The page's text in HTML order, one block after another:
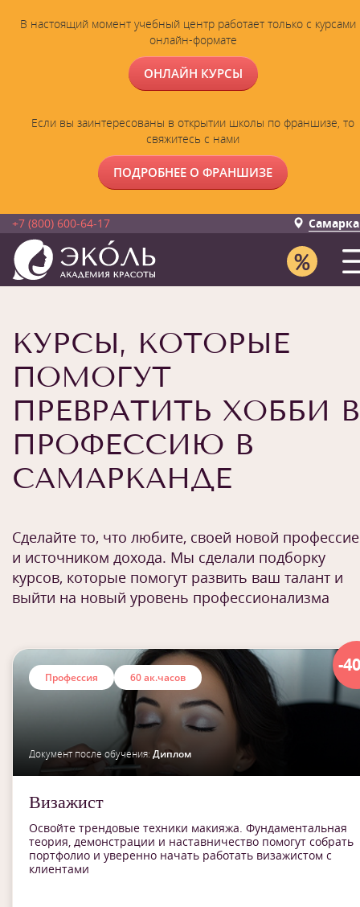
В настоящий момент учебный центр работает только с курсами
онлайн-формате
ОНЛАЙН КУРСЫ
Если вы заинтересованы в открытии школы по франшизе, то
свяжитесь с нами
ПОДРОБНЕЕ О ФРАНШИЗЕ
+7 (800) 600-64-17
КУРСЫ, КОТОРЫЕ
ПОМОГУТ
ПРЕВРАТИТЬ ХОББИ В
ПРОФЕССИЮ В
САМАРКАНДЕ
Сделайте то, что любите, своей новой
и источником дохода. Мы сделали подборку
курсов, которые помогут развить ваш талант и
выйти на новый уровень профессионализма
-
Профессия 60 ак.часов
Документ после обучения: Диплом
Визажист
Освойте трендовые техники макияжа. Фундаментальная
теория, демонстрации и наставничество помогут собрать
портфолио и уверенно начать работать визажистом с
клиентами